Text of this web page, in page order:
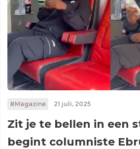
#Magazine 21 juli, 2025
Zit je te bellen in een
begint columniste